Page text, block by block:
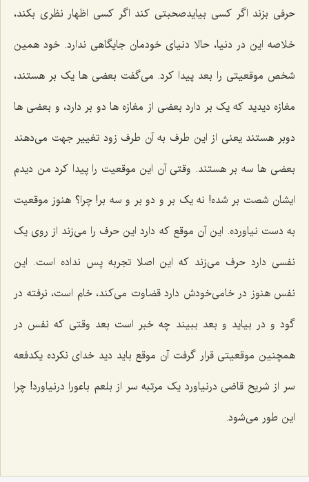
حرفی بزند اگر کسی بیایدصحبتی کند اگر کسی اظهار نظری بکند،
خلاصه این در دنیا، حالا دنیای خودمان جایگاهی ندارد. خود همین
شخص موقعیتی را بعد پیدا کرد. می‌گفت بعضی ها یک بر هستند،
مغازه دیدید که یک بر دارد بعضی از مغازه ها دو بر دارد، و بعضی ها
دوبر هستند یعنی از این طرف به آن طرف زود تغییر جهت می‌دهند
بعضی ها سه بر هستند. وقتی آن این موقعیت را پیدا کرد من دیدم
ایشان شصت بر شده! نه یک بر و دو بر و سه بر! چرا؟ هنوز موقعیت
به دست نیاورده. این آن موقع که دارد این حرف را می‌زند از روی یک
نفسی دارد حرف می‌زند که این اصلا تجربه پس نداده است. این
نفس هنوز در خامی‌خودش دارد قضاوت می‌کند، خام است، نرفته در
گود و در بیاید و بعد ببیند چه خبر است بعد وقتی که نفس در
همچنین موقعیتی قرار گرفت آن موقع باید دید خدای نکرده یکدفعه
سر از شریح قاضی درنیاورد یک مرتبه سر از بلعم باعورا درنیاورد! چرا
این طور می‌شود.